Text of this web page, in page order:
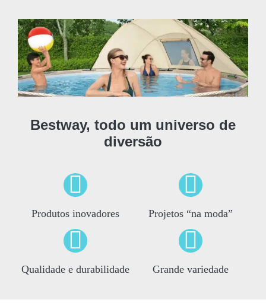
Bestway, todo um universo de
diversão
Produtos inovadores Projetos “na moda”
Qualidade e durabilidade Grande variedade